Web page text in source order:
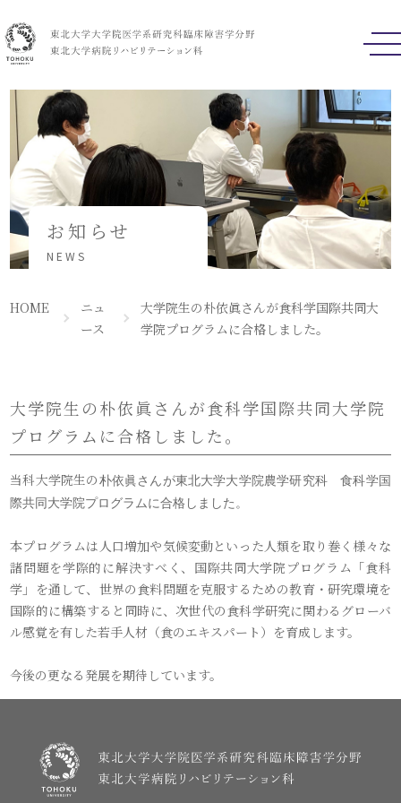
東北大学病
お知らせ
NEWS
HOME
ニュ
ース
大学院生の朴依眞さんが食科学国際共同大
学院プログラムに合格しました。
大学院生の朴依眞さんが食科学国際共同大学院
プログラムに合格しました。
当科大学院生の朴依眞さんが東北大学大学院農学研究科 食科学国
際共同大学院プログラムに合格しました。
本プログラムは人口増加や気候変動といった人類を取り巻く様々な
諸問題を学際的に解決すべく、国際共同大学院プログラム「食科
学」を通して、世界の食料問題を克服するための教育・研究環境を
国際的に構築すると同時に、次世代の食科学研究に関わるグローバ
ル感覚を有した若手人材（食のエキスパート）を育成します。
今後の更なる発展を期待しています。